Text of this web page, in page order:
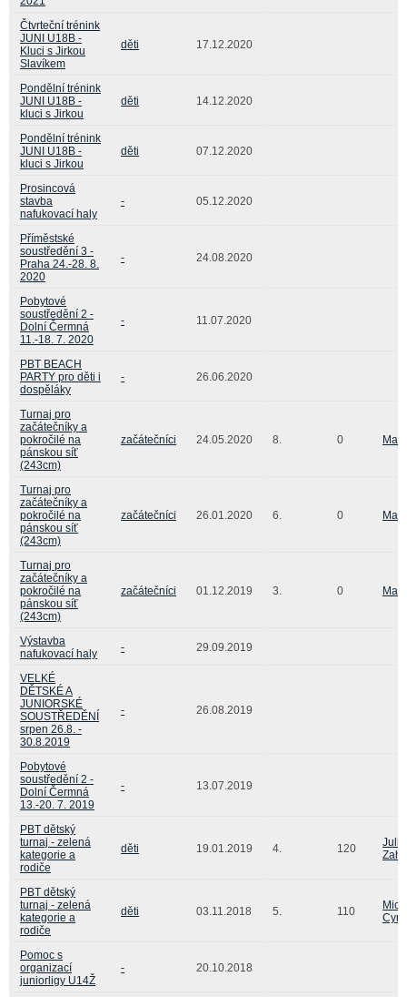
Čtvrteční trénink
JUNI U18B -
Kluci s Jirkou
Slavíkem
děti 17.12.2020
Pondělní trénink
JUNI U18B -
kluci s Jirkou
děti 14.12.2020
Pondělní trénink
JUNI U18B -
kluci s Jirkou
děti 07.12.2020
Prosincová
stavba
nafukovací haly
- 05.12.2020
Příměstské
soustředění 3 -
Praha 24.-28. 8.
2020
- 24.08.2020
Pobytové
soustředění 2 -
Dolní Čermná
11.-18. 7. 2020
- 11.07.2020
PBT BEACH
PARTY pro děti i
dospěláky
- 26.06.2020
Turnaj pro
začátečníky a
pokročilé na
pánskou síť
(243cm)
začátečníci 24.05.2020 8. 0
Turnaj pro
začátečníky a
pokročilé na
pánskou síť
(243cm)
začátečníci 26.01.2020 6. 0
Turnaj pro
začátečníky a
pokročilé na
pánskou síť
(243cm)
začátečníci 01.12.2019 3. 0
Výstavba
nafukovací haly
- 29.09.2019
VELKÉ
DĚTSKÉ A
JUNIORSKÉ
SOUSTŘEDĚNÍ
srpen 26.8. -
30.8.2019
- 26.08.2019
Pobytové
soustředění 2 -
Dolní Čermná
13.-20. 7. 2019
- 13.07.2019
PBT dětský
turnaj - zelená
kategorie a
rodiče
děti 19.01.2019 4. 120
PBT dětský
turnaj - zelená
kategorie a
rodiče
děti 03.11.2018 5. 110
Pomoc s
organizací
juniorligy U14Ž
- 20.10.2018